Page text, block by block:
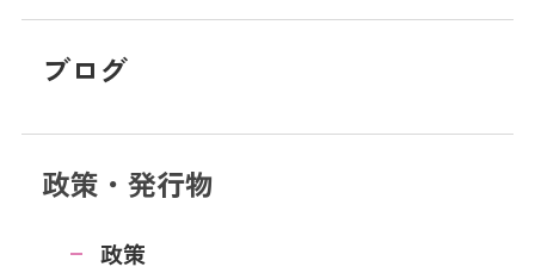
ブログ
政策・発行物
政策